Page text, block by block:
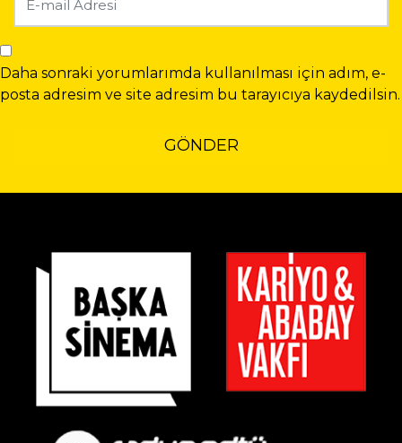
Daha sonraki yorumlarımda kullanılması için adım, e-
posta adresim ve site adresim bu tarayıcıya kaydedilsin.